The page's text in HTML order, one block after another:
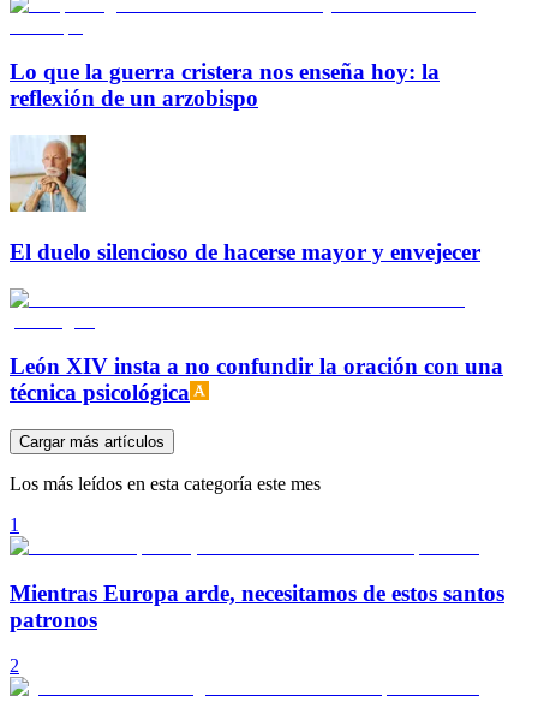
Lo que la guerra cristera nos enseña hoy: la
reflexión de un arzobispo
El duelo silencioso de hacerse mayor y envejecer
León XIV insta a no confundir la oración con una
técnica psicológica
Cargar más artículos
Los más leídos en esta categoría este mes
1
Mientras Europa arde, necesitamos de estos santos
patronos
2